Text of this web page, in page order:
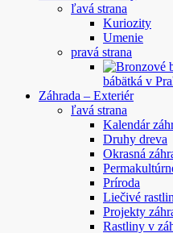
ľavá strana
Kuriozity
Umenie
pravá strana
bábätká v
Záhrada – Exteriér
ľavá strana
Kalendár
Druhy dreva
Okrasná
Príroda
Liečivé
Projekty
Rastliny v